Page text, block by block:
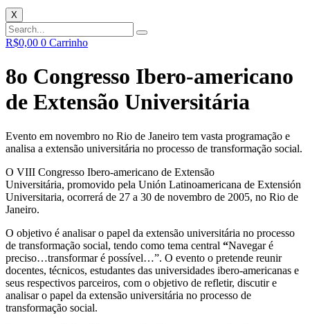
X
R$0,00 0 Carrinho
8o Congresso Ibero-americano
de Extensão Universitária
Evento em novembro no Rio de Janeiro tem vasta programação e
analisa a extensão universitária no processo de transformação social.
O VIII Congresso Ibero-americano de Extensão
Universitária, promovido pela Unión Latinoamericana de Extensión
Universitaria, ocorrerá de 27 a 30 de novembro de 2005, no Rio de
Janeiro.
O objetivo é analisar o papel da extensão universitária no processo
de transformação social, tendo como tema central “Navegar é
preciso…transformar é possível…”. O evento o pretende reunir
docentes, técnicos, estudantes das universidades ibero-americanas e
seus respectivos parceiros, com o objetivo de refletir, discutir e
analisar o papel da extensão universitária no processo de
transformação social.